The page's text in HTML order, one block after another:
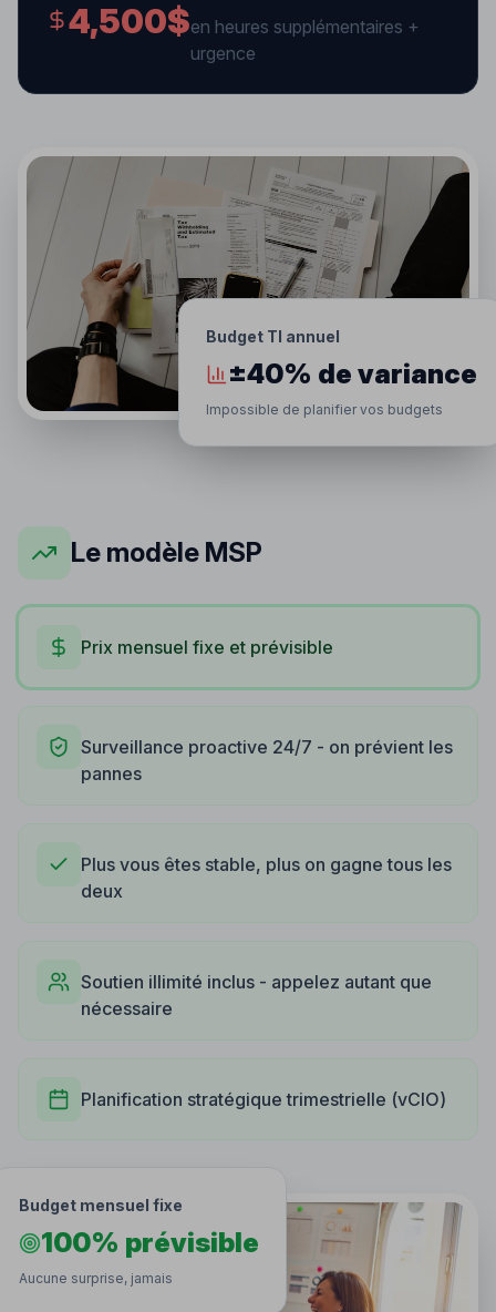
4,500$en heures supplémentaires +
urgence
Budget TI annuel
±40% de variance
Impossible de planifier vos budgets
Budget mensuel fixe
100% prévisible
Aucune surprise, jamais
Le modèle MSP
Prix mensuel fixe et prévisible
Surveillance proactive 24/7 - on prévient les
pannes
Plus vous êtes stable, plus on gagne tous les
deux
Soutien illimité inclus - appelez autant que
nécessaire
Planification stratégique trimestrielle (vCIO)